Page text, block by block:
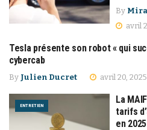
By
avril
ENTRETIEN
Tesla présente son robot « qui
cybercab
By Julien Ducret avril 20, 2025
ENTRETIEN
La
tarifs
en 2025